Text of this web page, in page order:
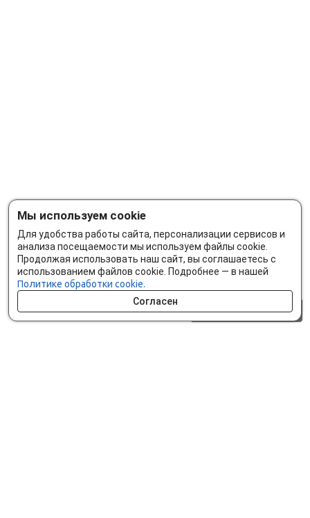
Мы используем cookie
Для удобства работы сайта, персонализации сервисов и
анализа посещаемости мы используем файлы cookie.
Продолжая использовать наш сайт, вы соглашаетесь с
использованием файлов cookie. Подробнее — в нашей
Политике обработки cookie.
Согласен